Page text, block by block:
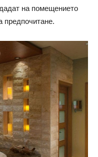
на помещението